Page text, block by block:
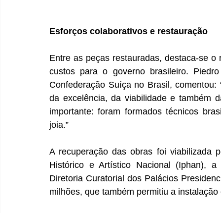
Esforços colaborativos e restauração
Entre as peças restauradas, destaca-se
custos para o governo brasileiro.
Confederação Suíça no Brasil,
da excelência, da viabilidade e também
importante: foram formados técnicos
joia.”
A recuperação das obras foi viabilizada
Histórico e Artístico Nacional (Iphan),
Diretoria Curatorial dos Palácios
milhões, que também permitiu a